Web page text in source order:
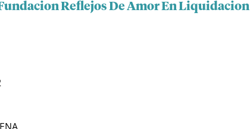
Reflejos De Amor En Liquidacion